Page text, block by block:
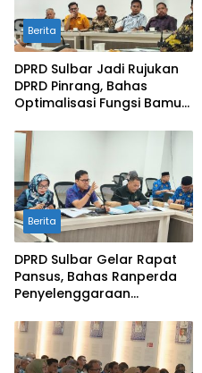
Berita
DPRD Sulbar Jadi Rujukan
DPRD Pinrang, Bahas
Optimalisasi Fungsi Bamus
Agenda Dewan
Berita
DPRD Sulbar Gelar Rapat
Pansus, Bahas Ranperda
Penyelenggaraan